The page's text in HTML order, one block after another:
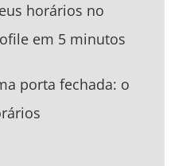
horários no
em 5 minutos
porta fechada: o